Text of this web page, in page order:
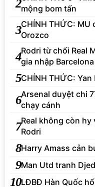
2mộng bom tấn
3CHÍNH THỨC:
Orozco
4Rodri từ chối Real
gia nhập Barcelona
5CHÍNH THỨC:
6Arsenal duyệt chi
chạy cánh
7Real không còn
Rodri
8Harry Amass cản
9Man Utd tranh
10LĐBĐ Hàn Quốc